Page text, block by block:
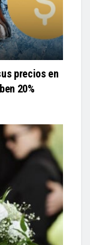
precios en
20%